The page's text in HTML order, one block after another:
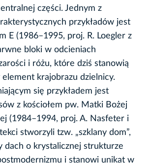
części. Jednym z
przykładów jest
E (1986–1995, proj. R. Loegler z
bloki w odcieniach
i różu, które dziś stanowią
element krajobrazu dzielnicy.
się przykładem jest
z kościołem pw. Matki Bożej
(1984–1994, proj. A. Nasfeter i
stworzyli tzw. „szklany dom”,
dach o krystalicznej strukturze
i stanowi unikat w